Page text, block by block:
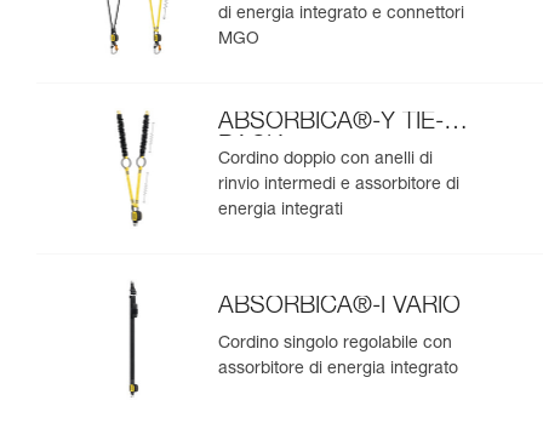
di energia integrato e connettori
MGO
ABSORBICA®-Y TIE-
BACK
Cordino doppio con anelli di
rinvio intermedi e assorbitore di
energia integrati
ABSORBICA®-I VARIO
Cordino singolo regolabile con
assorbitore di energia integrato